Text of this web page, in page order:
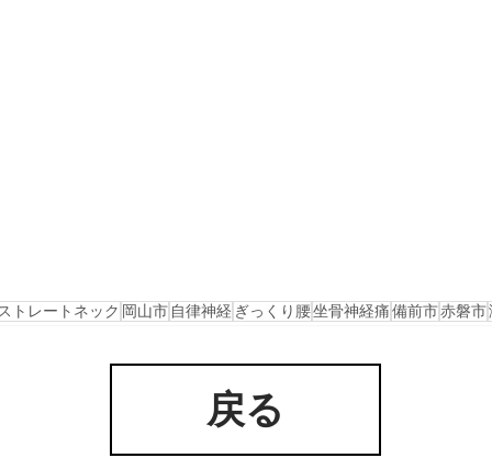
トレートネック 岡山市 自律神経 ぎっくり腰坐骨神経痛備前市赤磐市
戻る